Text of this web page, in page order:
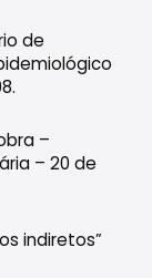
de
–
– 20 de
indiretos”